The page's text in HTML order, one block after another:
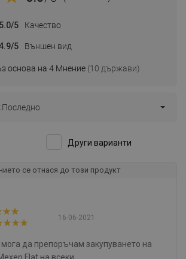
основа на 4 Мнение (10 държави)
5.0/5 Качество
/5 Външен вид
Други варианти
Последно
се отнася до този продукт
16-06-2021
да препоръчам закупуването на